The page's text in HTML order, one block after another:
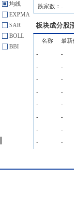
均线
EXPMA
SAR
BOLL
BBI
跌家数： -
板块成分股
名称 最新
-
-
-
-
-
-
-
-
-
-
-
-
-
-
-
-